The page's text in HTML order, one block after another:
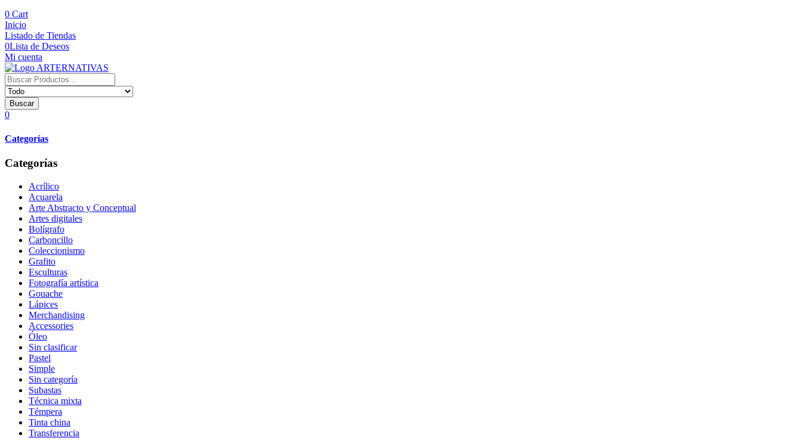
0 Cart
Inicio
Listado de Tiendas
0Lista de Deseos
Mi cuenta
Buscar
0
Categorías
Categorías
Acrílico
Acuarela
Arte Abstracto y Conceptual
Artes digitales
Bolígrafo
Carboncillo
Coleccionismo
Grafito
Esculturas
Fotografía artística
Gouache
Lápices
Merchandising
Accessories
Óleo
Sin clasificar
Pastel
Simple
Sin categoría
Subastas
Técnica mixta
Témpera
Tinta china
Transferencia